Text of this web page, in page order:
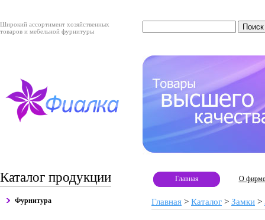
Широкий ассортимент хозяйственных
товаров и мебельной фурнитуры
Каталог продукции
Фурнитура
Главная О фирме
Главная > Каталог > Замки >